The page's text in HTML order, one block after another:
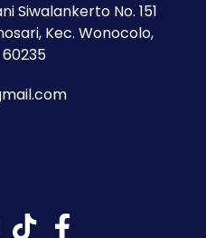
Siwalankerto No. 151
Kec. Wonocolo,